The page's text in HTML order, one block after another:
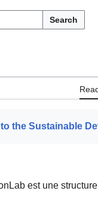
Search
the Sustainable
est une structure